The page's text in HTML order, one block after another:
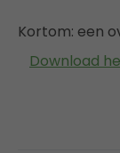
Kortom: een
Download